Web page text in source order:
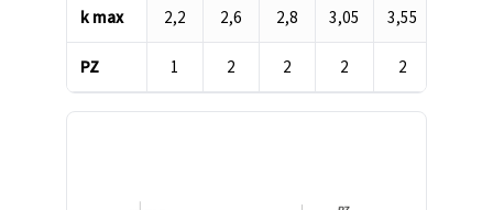
k max 2,2 2,6 2,8 3,05 3,55
PZ 1 2 2 2 2